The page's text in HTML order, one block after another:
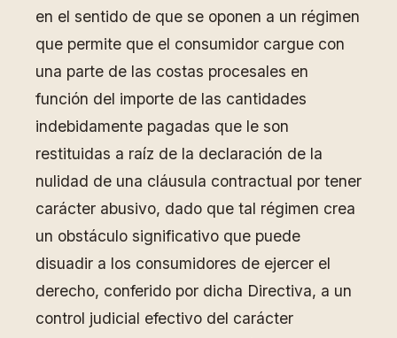
en el sentido de que se oponen a un régimen
que permite que el consumidor cargue con
una parte de las costas procesales en
función del importe de las cantidades
indebidamente pagadas que le son
restituidas a raíz de la declaración de la
nulidad de una cláusula contractual por tener
carácter abusivo, dado que tal régimen crea
un obstáculo significativo que puede
disuadir a los consumidores de ejercer el
derecho, conferido por dicha Directiva, a un
control judicial efectivo del carácter